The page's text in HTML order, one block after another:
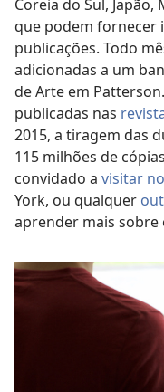
Coreia do Sul,
que podem fornecer
publicações. Todo
adicionadas a um
de Arte em
publicadas nas
2015, a tiragem das
115 milhões de
convidado a visitar
York, ou qualquer
aprender mais sobre